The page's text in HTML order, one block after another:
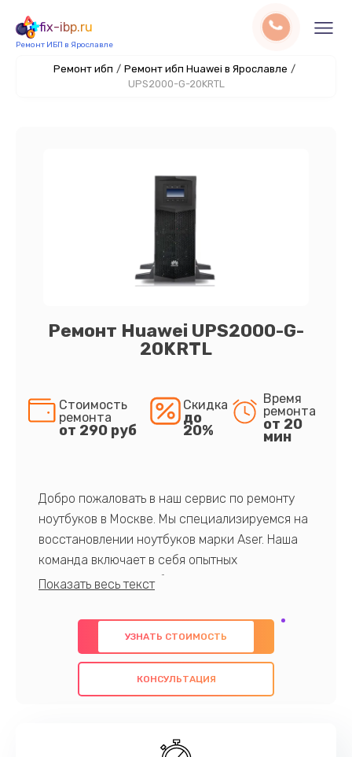
fix-ibp.ru
Ремонт ИБП в Ярославле
Ремонт ибп / Ремонт ибп Huawei в Ярославле /
UPS2000-G-20KRTL
Ремонт Huawei UPS2000-G-
20KRTL
Стоимость
ремонта
от 290 руб
Скидка
до
20%
Время
ремонта
от 20
мин
Добро пожаловать в наш сервис по ремонту
ноутбуков в Москве. Мы специализируемся на
восстановлении ноутбуков марки Aser. Наша
команда включает в себя опытных
профессионалов с обширными знаниями и
предлагаем быстрый и качественный ремонт с
использованием оригинальных компонентов, а
также гарантируем качество всех
проведенных работ. Наша цель - предоставить
наилучшим образом. Не медлите записаться на
УЗНАТЬ СТОИМОСТЬ
КОНСУЛЬТАЦИЯ